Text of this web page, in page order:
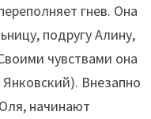
гнев. Она
подругу Алину,
чувствами она
Внезапно
начинают